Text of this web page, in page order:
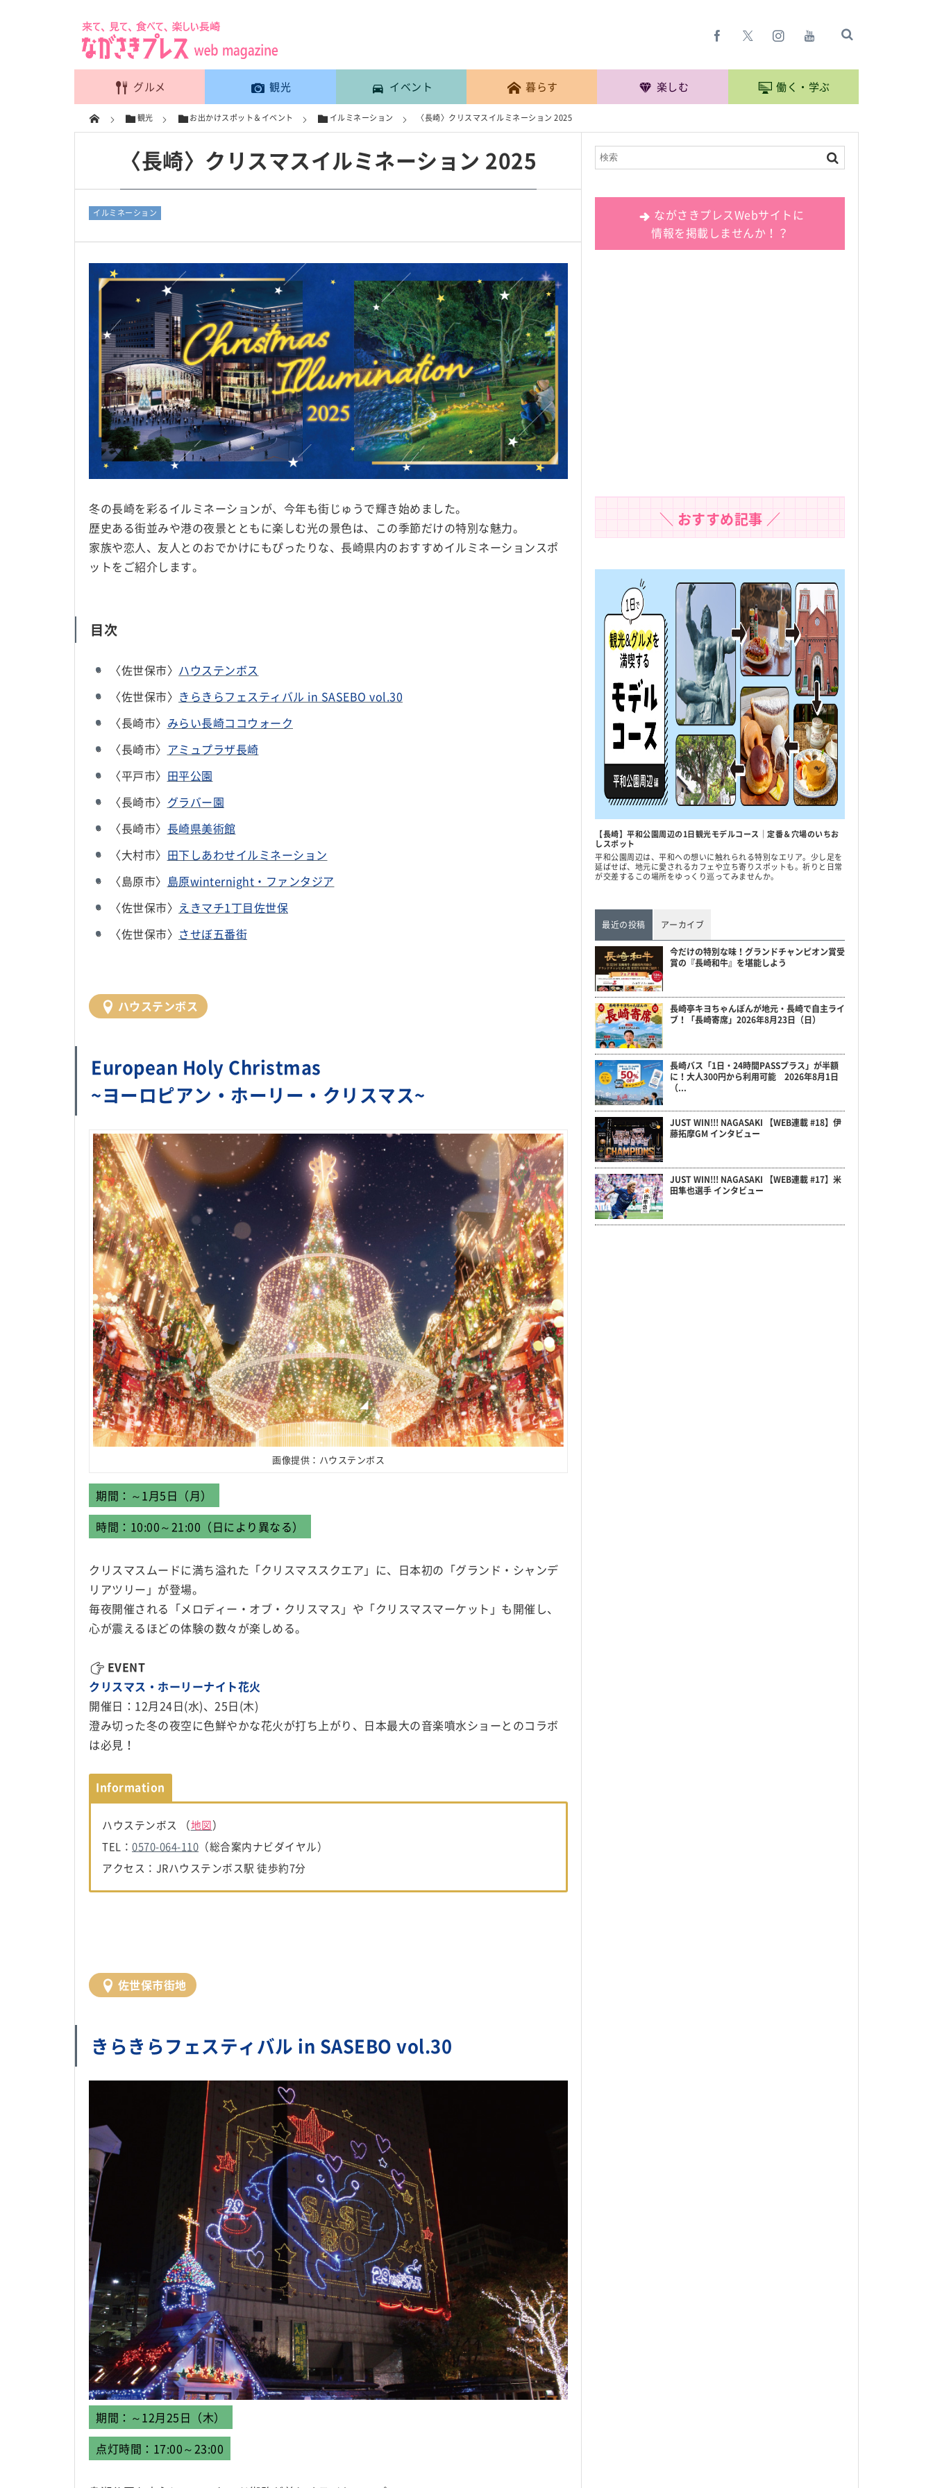
グルメ 観光 イベント 暮らす 楽しむ 働く・学ぶ
観光 お出かけスポット＆イベント イルミネーション 〈長崎〉クリスマスイルミネーション 2025
〈長崎〉クリスマスイルミネーション 2025
イルミネーション
冬の長崎を彩るイルミネーションが、今年も街じゅうで輝き始めました。
歴史ある街並みや港の夜景とともに楽しむ光の景色は、この季節だけの特別な魅力。
家族や恋人、友人とのおでかけにもぴったりな、長崎県内のおすすめイルミネーションスポ
ットをご紹介します。
目次
〈佐世保市〉 ハウステンボス
〈佐世保市〉 きらきらフェスティバル in SASEBO vol.30
〈長崎市〉 みらい長崎ココウォーク
〈長崎市〉 アミュプラザ長崎
〈平戸市〉 田平公園
〈長崎市〉 グラバー園
〈長崎市〉 長崎県美術館
〈大村市〉 田下しあわせイルミネーション
〈島原市〉 島原winternight・ファンタジア
〈佐世保市〉 えきマチ1丁目佐世保
〈佐世保市〉 させぼ五番街
ハウステンボス
European Holy Christmas
~ヨーロピアン・ホーリー・クリスマス~
画像提供：ハウステンボス
期間：～1月5日（月）
時間：10:00～21:00（日により異なる）
クリスマスムードに満ち溢れた「クリスマススクエア」に、日本初の「グランド・シャンデ
リアツリー」が登場。
毎夜開催される「メロディー・オブ・クリスマス」や「クリスマスマーケット」も開催し、
心が震えるほどの体験の数々が楽しめる。
EVENT
クリスマス・ホーリーナイト花火
開催日：12月24日(水)、25日(木)
澄み切った冬の夜空に色鮮やかな花火が打ち上がり、日本最大の音楽噴水ショーとのコラボ
は必見！
Information
ハウステンボス （地図）
TEL： 0570-064-110 （総合案内ナビダイヤル）
アクセス：JRハウステンボス駅 徒歩約7分
佐世保市街地
きらきらフェスティバル in SASEBO vol.30
期間：～12月25日（木）
点灯時間：17:00～23:00
ながさきプレスWebサイトに
情報を掲載しませんか！？
＼ おすすめ記事 ／
【長崎】平和公園周辺の1日観光モデルコース｜定番＆穴場のいちお
しスポット
平和公園周辺は、平和への想いに触れられる特別なエリア。少し足を
延ばせば、地元に愛されるカフェや立ち寄りスポットも。祈りと日常
が交差するこの場所をゆっくり巡ってみませんか。
最近の投稿 アーカイブ
今だけの特別な味！グランドチャンピオン賞受
賞の『長崎和牛』を堪能しよう
長崎亭キヨちゃんぽんが地元・長崎で自主ライ
ブ！「長崎寄席」2026年8月23日（日）
長崎バス「1日・24時間PASSプラス」が半額
に！大人300円から利用可能 2026年8月1日
（...
JUST WIN!!! NAGASAKI 【WEB連載 #18】伊
藤拓摩GM インタビュー
JUST WIN!!! NAGASAKI 【WEB連載 #17】米
田隼也選手 インタビュー